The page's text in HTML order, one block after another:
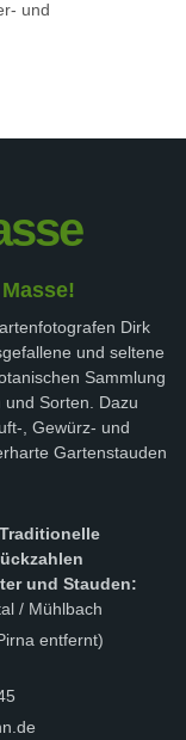
und
Dirk
und seltene
Sammlung
Sorten. Dazu
, Gewürz- und
Gartenstauden
und Stauden:
/ Mühlbach
entfernt)